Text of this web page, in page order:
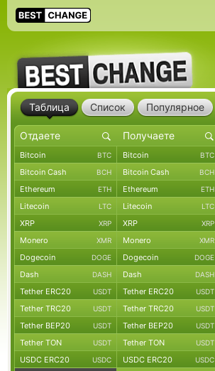
Таблица Список Популярное
Bitcoin BTC Bitcoin BTC
Bitcoin Cash BCH Bitcoin Cash BCH
Ethereum ETH Ethereum ETH
Litecoin LTC Litecoin LTC
XRP XRP XRP XRP
Monero XMR Monero XMR
Dogecoin DOGE Dogecoin DOGE
Dash DASH Dash DASH
Tether ERC20 USDT Tether ERC20 USDT
Tether TRC20 USDT Tether TRC20 USDT
Tether BEP20 USDT Tether BEP20 USDT
Tether TON USDT Tether TON USDT
USDC ERC20 USDC USDC ERC20 USDC